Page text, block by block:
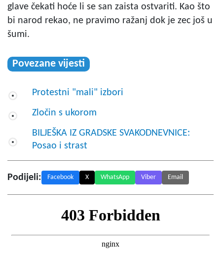
glave čekati hoće li se san zaista ostvariti. Kao što
bi narod rekao, ne pravimo ražanj dok je zec još u
šumi.
Povezane vijesti
Protestni "mali" izbori
Zločin s ukorom
BILJEŠKA IZ GRADSKE SVAKODNEVNICE:
Posao i strast
Podijeli: Facebook X WhatsApp Viber Email